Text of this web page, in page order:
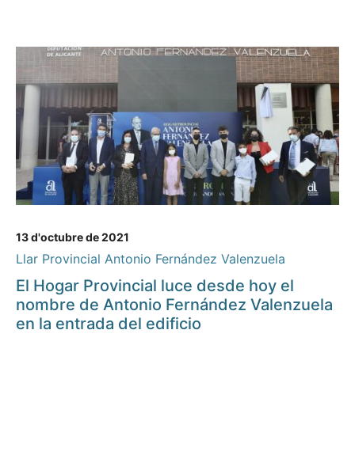
13 d'octubre de 2021
Llar Provincial Antonio Fernández Valenzuela
El Hogar Provincial luce desde hoy el
nombre de Antonio Fernández Valenzuela
en la entrada del edificio